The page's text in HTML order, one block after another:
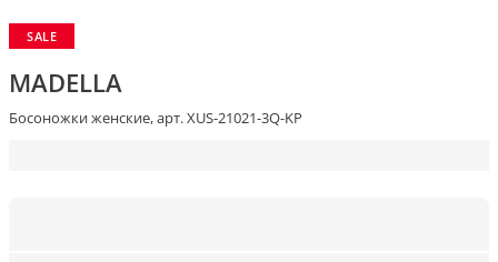
SALE
MADELLA
Босоножки женские, арт. XUS-21021-3Q-KP